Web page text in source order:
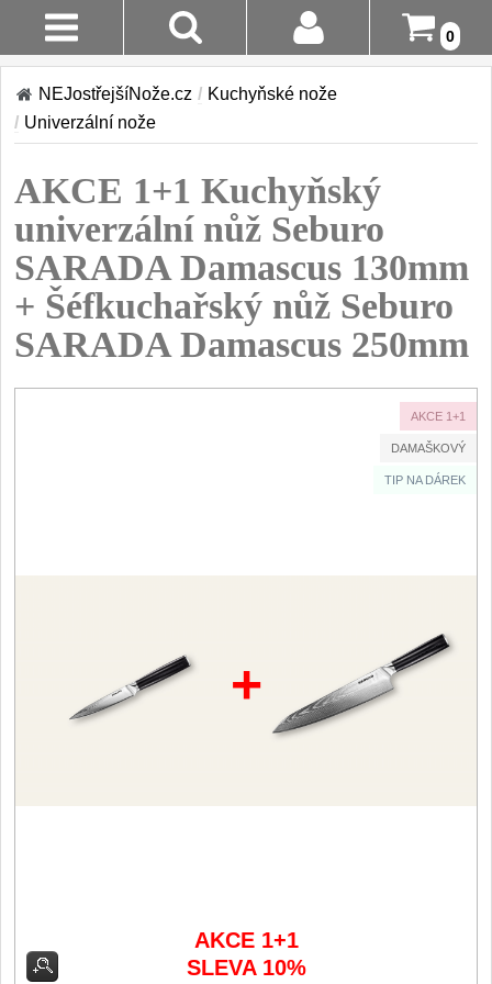
0
Stav
Objednávky
Registrace
Doručení A
Platba
Vrácení Do
Akce!
Kuchyňské nože
Sady kuchyňských nožů 9
Šéfkuchařské nože
Univerzální nože 50
Nože na ovoce a
Steakové nože
NEJostřejšíNože.cz / Kuchyňské nože
/ Univerzální nože
AKCE 1+1 Kuchyňský
univerzální nůž Seburo
SARADA Damascus 130mm
+ Šéfkuchařský nůž Seburo
SARADA Damascus 250mm
AKCE 1+1
DAMAŠKOVÝ
TIP NA DÁREK
+
AKCE 1+1
SLEVA 10%